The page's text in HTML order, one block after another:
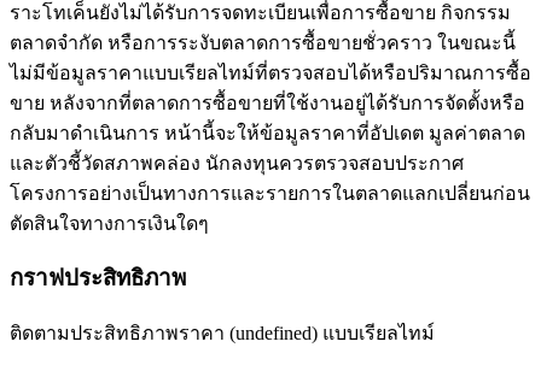
ฟิวเจอร์ส USDT
ฟิวเจอร์สที่ใช้ USDT เป็นหลักประกัน
ฟิวเจอร์ส COIN-M
ราะโทเค็นยังไม่ได้รับการจดทะเบียนเพื่อการซื้อขาย กิจกรรม
ตลาดจำกัด หรือการระงับตลาดการซื้อขายชั่วคราว ในขณะนี้
ไม่มีข้อมูลราคาแบบเรียลไทม์ที่ตรวจสอบได้หรือปริมาณการซื้อ
ขาย หลังจากที่ตลาดการซื้อขายที่ใช้งานอยู่ได้รับการจัดตั้งหรือ
กลับมาดำเนินการ หน้านี้จะให้ข้อมูลราคาที่อัปเดต มูลค่าตลาด
และตัวชี้วัดสภาพคล่อง นักลงทุนควรตรวจสอบประกาศ
โครงการอย่างเป็นทางการและรายการในตลาดแลกเปลี่ยนก่อน
ตัดสินใจทางการเงินใดๆ
กราฟประสิทธิภาพ
ติดตามประสิทธิภาพราคา (undefined) แบบเรียลไทม์